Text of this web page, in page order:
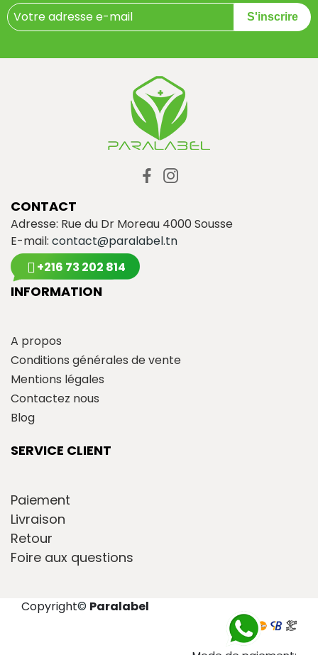
S'inscrire
CONTACT
Adresse: Rue du Dr Moreau 4000 Sousse
E-mail: contact@paralabel.tn
+216 73 202 814
INFORMATION
A propos
Conditions générales de vente
Mentions légales
Contactez nous
Blog
SERVICE CLIENT
Paiement
Livraison
Retour
Foire aux questions
Copyright© Paralabel